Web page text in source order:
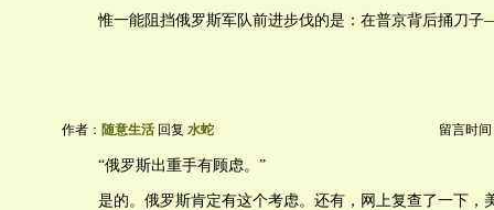
惟一能阻挡俄罗斯军队前进步伐的是：在普京背后捅刀
作者： 随意生活 回复 水蛇 留言时间
“俄罗斯出重手有顾虑。”
是的。俄罗斯肯定有这个考虑。还有，网上复查了一下，